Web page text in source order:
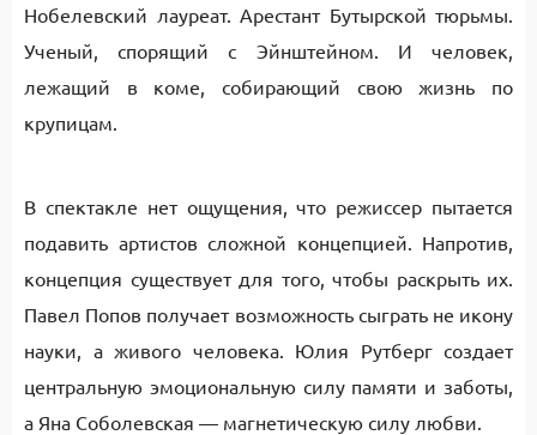
Нобелевский лауреат. Арестант Бутырской тюрьмы.
Ученый, спорящий с Эйнштейном. И человек,
лежащий в коме, собирающий свою жизнь по
крупицам.
В спектакле нет ощущения, что режиссер пытается
подавить артистов сложной концепцией. Напротив,
концепция существует для того, чтобы раскрыть их.
Павел Попов получает возможность сыграть не икону
науки, а живого человека. Юлия Рутберг создает
центральную эмоциональную силу памяти и заботы,
а Яна Соболевская — магнетическую силу любви.